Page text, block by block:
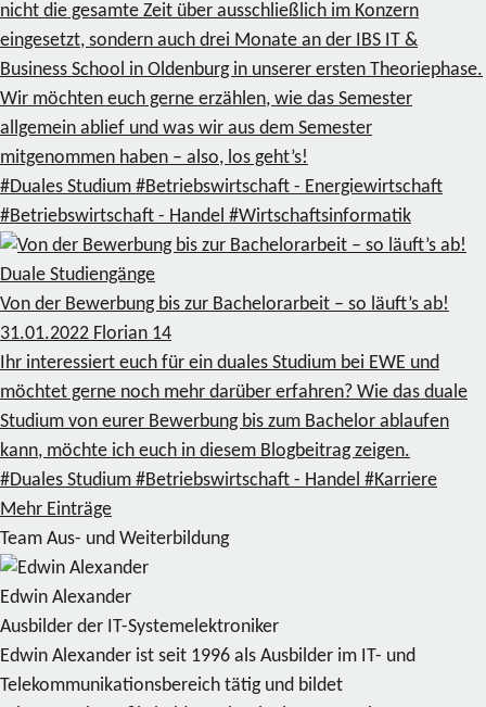
nicht die gesamte Zeit über ausschließlich im Konzern
eingesetzt, sondern auch drei Monate an der IBS IT &
Business School in Oldenburg in unserer ersten Theoriephase.
Wir möchten euch gerne erzählen, wie das Semester
allgemein ablief und was wir aus dem Semester
mitgenommen haben – also, los geht’s!
#Duales Studium #Betriebswirtschaft - Energiewirtschaft
#Betriebswirtschaft - Handel #Wirtschaftsinformatik
Duale Studiengänge
Von der Bewerbung bis zur Bachelorarbeit – so läuft’s ab!
31.01.2022 Florian 14
Ihr interessiert euch für ein duales Studium bei EWE und
möchtet gerne noch mehr darüber erfahren? Wie das duale
Studium von eurer Bewerbung bis zum Bachelor ablaufen
kann, möchte ich euch in diesem Blogbeitrag zeigen.
#Duales Studium #Betriebswirtschaft - Handel #Karriere
Mehr Einträge
Team Aus- und Weiterbildung
Edwin Alexander
Ausbilder der IT-Systemelektroniker
Edwin Alexander ist seit 1996 als Ausbilder im IT- und
Telekommunikationsbereich tätig und bildet